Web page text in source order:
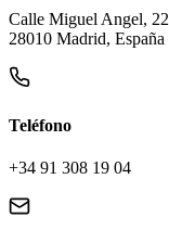
Calle Miguel Angel, 22
28010 Madrid, España
Teléfono
+34 91 308 19 04